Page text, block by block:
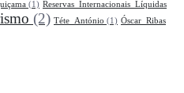
(1) Reservas_Internacionais_Líquidas
(2) Téte_António (1) Óscar_Ribas